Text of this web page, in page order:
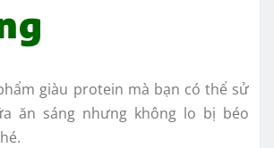
giàu protein mà bạn có thể sử
ăn sáng nhưng không lo bị béo